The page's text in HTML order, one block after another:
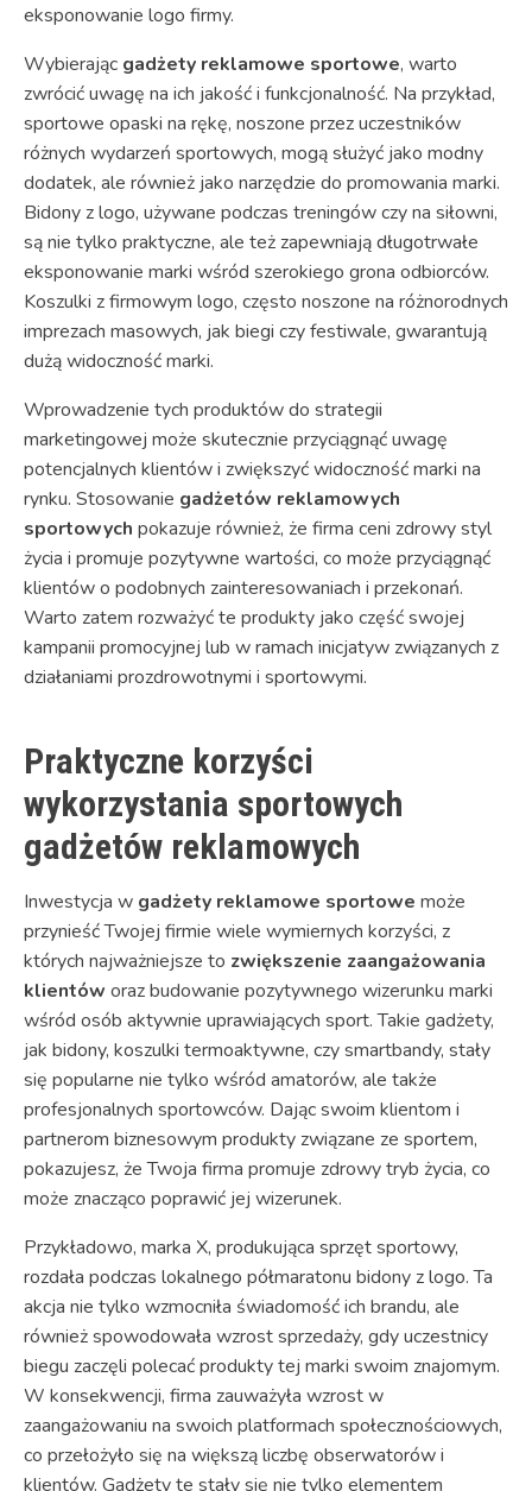
eksponowanie logo firmy.
Wybierając gadżety reklamowe sportowe, warto
zwrócić uwagę na ich jakość i funkcjonalność. Na przykład,
sportowe opaski na rękę, noszone przez uczestników
różnych wydarzeń sportowych, mogą służyć jako modny
dodatek, ale również jako narzędzie do promowania marki.
Bidony z logo, używane podczas treningów czy na siłowni,
są nie tylko praktyczne, ale też zapewniają długotrwałe
eksponowanie marki wśród szerokiego grona odbiorców.
Koszulki z firmowym logo, często noszone na różnorodnych
imprezach masowych, jak biegi czy festiwale, gwarantują
dużą widoczność marki.
Wprowadzenie tych produktów do strategii
marketingowej może skutecznie przyciągnąć uwagę
potencjalnych klientów i zwiększyć widoczność marki na
rynku. Stosowanie gadżetów reklamowych
sportowych pokazuje również, że firma ceni zdrowy styl
życia i promuje pozytywne wartości, co może przyciągnąć
klientów o podobnych zainteresowaniach i przekonań.
Warto zatem rozważyć te produkty jako część swojej
kampanii promocyjnej lub w ramach inicjatyw związanych z
działaniami prozdrowotnymi i sportowymi.
Praktyczne korzyści
wykorzystania sportowych
gadżetów reklamowych
Inwestycja w gadżety reklamowe sportowe może
przynieść Twojej firmie wiele wymiernych korzyści, z
których najważniejsze to zwiększenie zaangażowania
klientów oraz budowanie pozytywnego wizerunku marki
wśród osób aktywnie uprawiających sport. Takie gadżety,
jak bidony, koszulki termoaktywne, czy smartbandy, stały
się popularne nie tylko wśród amatorów, ale także
profesjonalnych sportowców. Dając swoim klientom i
partnerom biznesowym produkty związane ze sportem,
pokazujesz, że Twoja firma promuje zdrowy tryb życia, co
może znacząco poprawić jej wizerunek.
Przykładowo, marka X, produkująca sprzęt sportowy,
rozdała podczas lokalnego półmaratonu bidony z logo. Ta
akcja nie tylko wzmocniła świadomość ich brandu, ale
również spowodowała wzrost sprzedaży, gdy uczestnicy
biegu zaczęli polecać produkty tej marki swoim znajomym.
W konsekwencji, firma zauważyła wzrost w
zaangażowaniu na swoich platformach społecznościowych,
co przełożyło się na większą liczbę obserwatorów i
klientów. Gadżety te stały się nie tylko elementem